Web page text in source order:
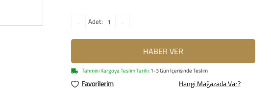
Adet:
HABER VER
Tahmini Kargoya Teslim Tarihi:1-3 Gün İçerisinde Teslim
Favorilerim Hangi Mağazada Var?